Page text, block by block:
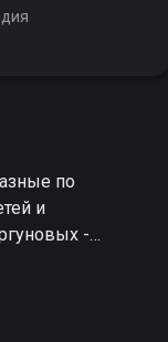
по
и
-
достатком.